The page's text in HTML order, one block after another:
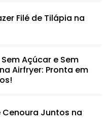
Filé de Tilápia na
Açúcar e Sem
Airfryer: Pronta em
Juntos na